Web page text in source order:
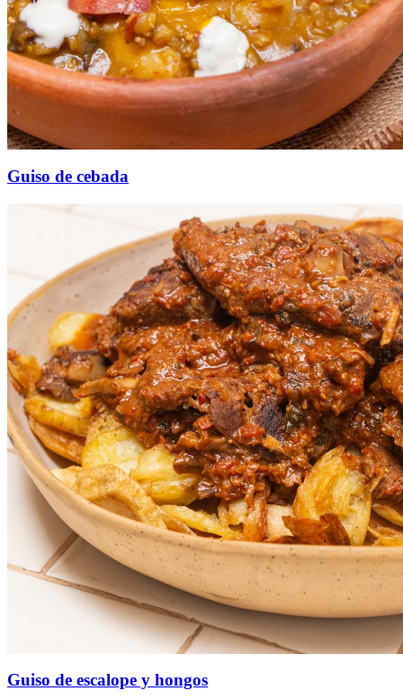
Guiso de cebada
Guiso de escalope y hongos